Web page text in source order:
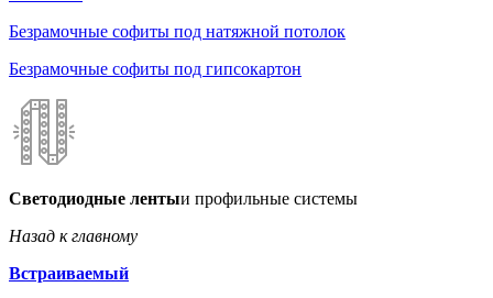
Безрамочные софиты под натяжной потолок
Безрамочные софиты под гипсокартон
Светодиодные лентыи профильные системы
Назад к главному
Встраиваемый